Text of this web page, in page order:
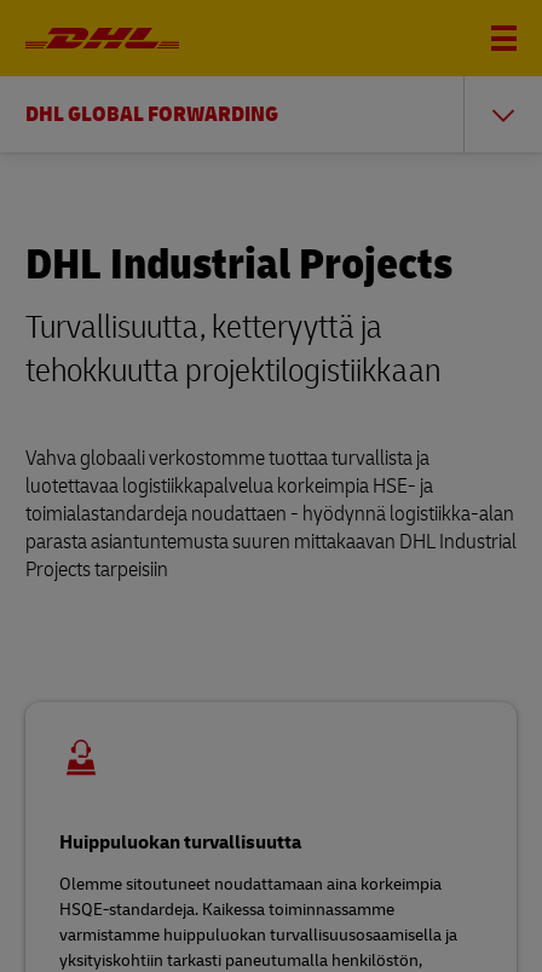
DHL GLOBAL FORWARDING
DHL Industrial Projects
Turvallisuutta, ketteryyttä ja
tehokkuutta projektilogistiikkaan
Vahva globaali verkostomme tuottaa turvallista ja
luotettavaa logistiikkapalvelua korkeimpia HSE- ja
toimialastandardeja noudattaen - hyödynnä logistiikka-alan
parasta asiantuntemusta suuren mittakaavan DHL Industrial
Projects tarpeisiin
Huippuluokan turvallisuutta
Olemme sitoutuneet noudattamaan aina korkeimpia
HSQE-standardeja. Kaikessa toiminnassamme
varmistamme huippuluokan turvallisuusosaamisella ja
yksityiskohtiin tarkasti paneutumalla henkilöstön,